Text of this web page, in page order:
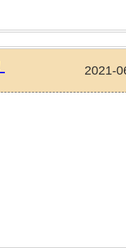
2021-